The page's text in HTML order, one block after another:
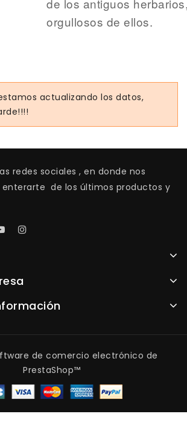
de los antiguos
orgullosos de ellos.
actualizando los datos,
redes sociales , en donde nos
de los últimos productos y
de comercio electrónico de
PrestaShop™